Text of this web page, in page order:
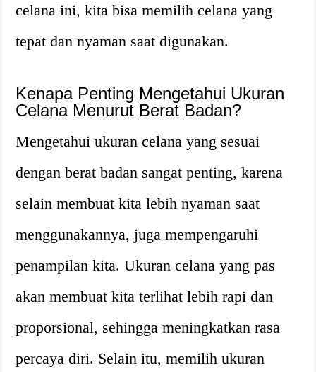
celana ini, kita bisa memilih celana yang
tepat dan nyaman saat digunakan.
Kenapa Penting Mengetahui Ukuran
Celana Menurut Berat Badan?
Mengetahui ukuran celana yang sesuai
dengan berat badan sangat penting, karena
selain membuat kita lebih nyaman saat
menggunakannya, juga mempengaruhi
penampilan kita. Ukuran celana yang pas
akan membuat kita terlihat lebih rapi dan
proporsional, sehingga meningkatkan rasa
percaya diri. Selain itu, memilih ukuran